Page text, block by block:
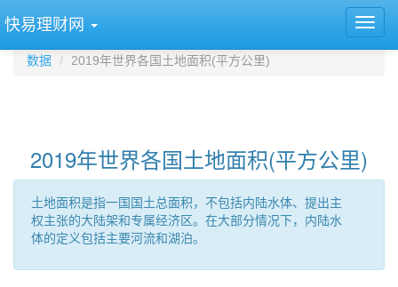
快易理财网
数据 2019年世界各国土地面积(平方公里)
2019年世界各国土地面积(平方公里)
土地面积是指一国国土总面积，不包括内陆水体、提出主
权主张的大陆架和专属经济区。在大部分情况下，内陆水
体的定义包括主要河流和湖泊。